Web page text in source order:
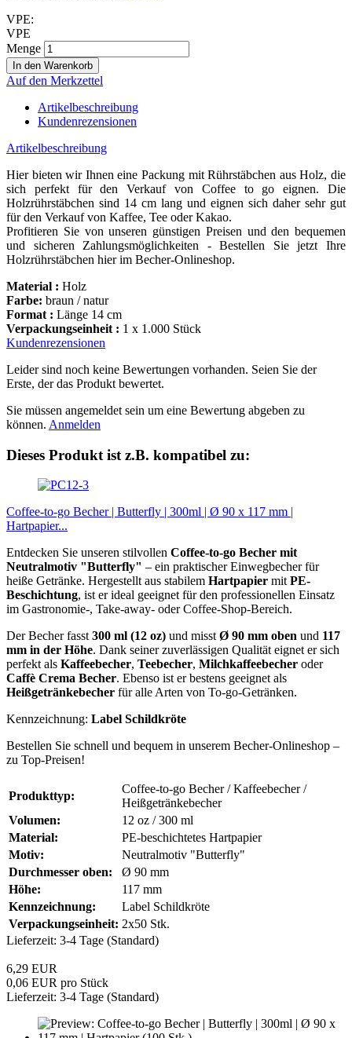
VPE:
VPE
Menge
Auf den Merkzettel
Artikelbeschreibung
Kundenrezensionen
Artikelbeschreibung
Hier bieten wir Ihnen eine Packung mit Rührstäbchen aus Holz, die
sich perfekt für den Verkauf von Coffee to go eignen. Die
Holzrührstäbchen sind 14 cm lang und eignen sich daher sehr gut
für den Verkauf von Kaffee, Tee oder Kakao.
Profitieren Sie von unseren günstigen Preisen und den bequemen
und sicheren Zahlungsmöglichkeiten - Bestellen Sie jetzt Ihre
Holzrührstäbchen hier im Becher-Onlineshop.
Material : Holz
Farbe: braun / natur
Format : Länge 14 cm
Verpackungseinheit : 1 x 1.000 Stück
Kundenrezensionen
Leider sind noch keine Bewertungen vorhanden. Seien Sie der
Erste, der das Produkt bewertet.
Sie müssen angemeldet sein um eine Bewertung abgeben zu
können. Anmelden
Dieses Produkt ist z.B. kompatibel zu:
Coffee-to-go Becher | Butterfly | 300ml | Ø 90 x 117 mm |
Hartpapier...
Entdecken Sie unseren stilvollen Coffee-to-go Becher mit
Neutralmotiv "Butterfly" – ein praktischer Einwegbecher für
heiße Getränke. Hergestellt aus stabilem Hartpapier mit PE-
Beschichtung, ist er ideal geeignet für den professionellen Einsatz
im Gastronomie-, Take-away- oder Coffee-Shop-Bereich.
Der Becher fasst 300 ml (12 oz) und misst Ø 90 mm oben und 117
mm in der Höhe. Dank seiner zuverlässigen Qualität eignet er sich
perfekt als Kaffeebecher, Teebecher, Milchkaffeebecher oder
Caffè Crema Becher. Ebenso ist er bestens geeignet als
Heißgetränkebecher für alle Arten von To-go-Getränken.
Kennzeichnung: Label Schildkröte
Bestellen Sie schnell und bequem in unserem Becher-Onlineshop –
zu Top-Preisen!
Produkttyp:
Coffee-to-go Becher / Kaffeebecher /
Heißgetränkebecher
Volumen:
12 oz / 300 ml
Material:
PE-beschichtetes Hartpapier
Motiv:
Neutralmotiv "Butterfly"
Durchmesser oben:
Ø 90 mm
Höhe:
117 mm
Kennzeichnung:
Label Schildkröte
Verpackungseinheit: 2x50 Stk.
Lieferzeit: 3-4 Tage (Standard)
6,29 EUR
0,06 EUR pro Stück
Lieferzeit: 3-4 Tage (Standard)